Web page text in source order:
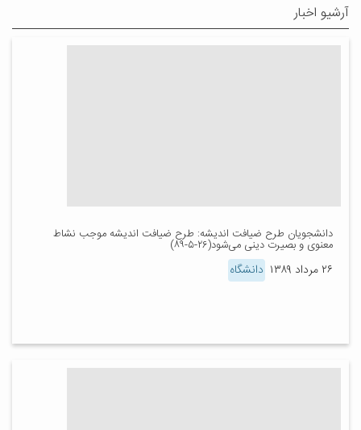
آرشیو اخبار
دانشجویان طرح ضیافت اندیشه: طرح ضیافت اندیشه موجب نشاط
معنوی و بصیرت دینی می‌شود(۲۶-۵-۸۹)
۲۶ مرداد ۱۳۸۹ دانشگاه